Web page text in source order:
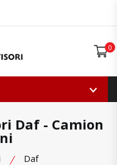
0
Daf - Camion
Daf